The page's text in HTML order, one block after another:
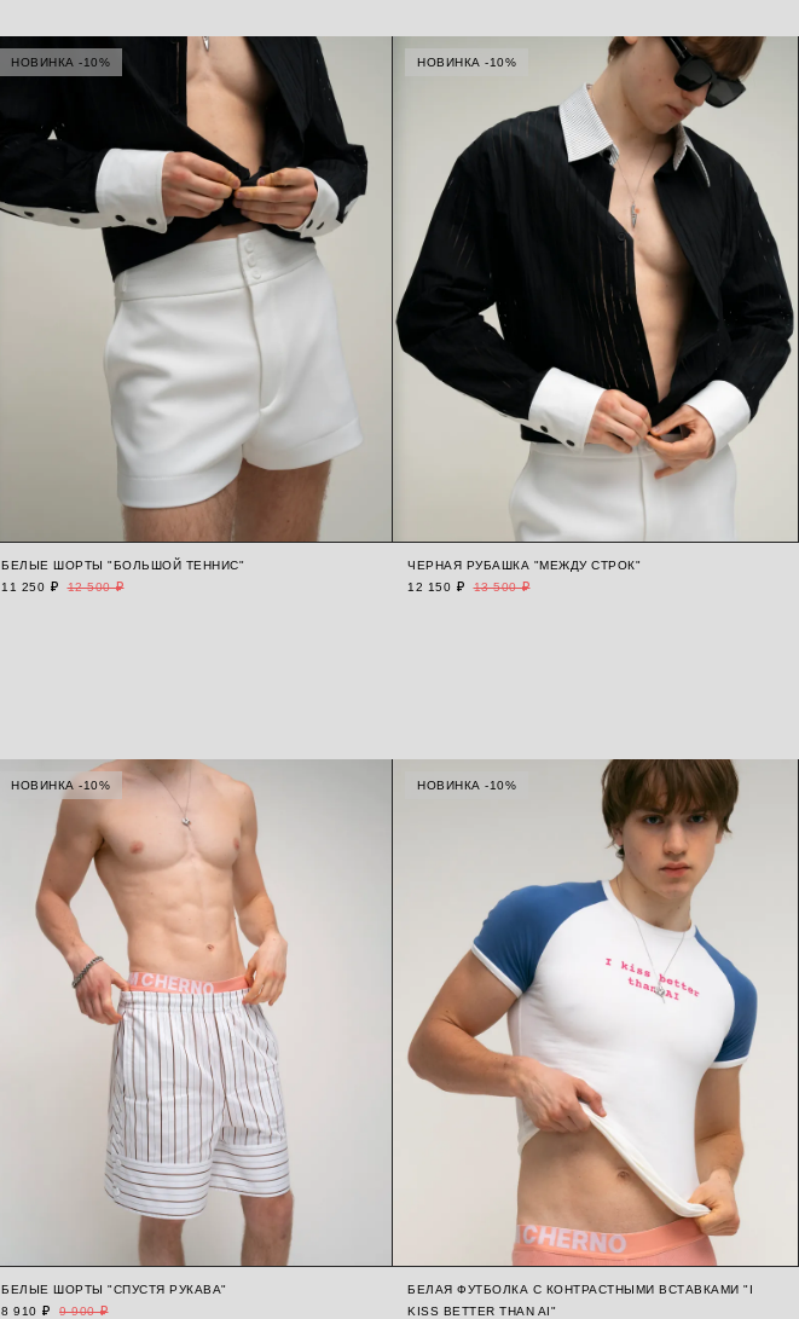
НОВИНКА -10%
БЕЛЫЕ ШОРТЫ "БОЛЬШОЙ ТЕННИС"
11 250 ₽
12 500 ₽
НОВИНКА -10%
ЧЕРНАЯ РУБАШКА "МЕЖДУ СТРОК"
12 150 ₽
13 500 ₽
НОВИНКА -10%
БЕЛЫЕ ШОРТЫ "СПУСТЯ РУКАВА"
8 910 ₽
9 900 ₽
НОВИНКА -10%
БЕЛАЯ ФУТБОЛКА С КОНТРАСТНЫМИ ВСТАВКАМИ "I
KISS BETTER THAN AI"